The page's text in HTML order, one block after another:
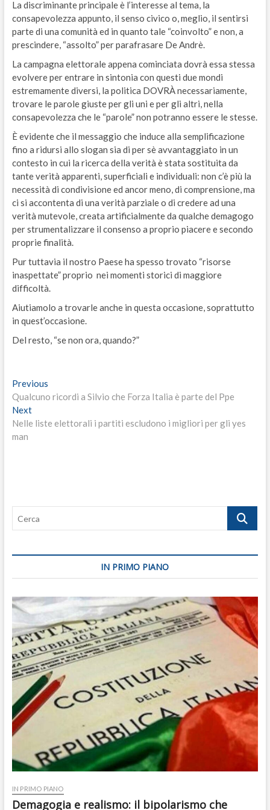
La discriminante principale è l’interesse al tema, la
consapevolezza appunto, il senso civico o, meglio, il sentirsi
parte di una comunità ed in quanto tale “coinvolto”​ e non, a
prescindere, “assolto”​ per parafrasare De Andrè.
La campagna elettorale appena cominciata dovrà essa stessa
evolvere per entrare in sintonia con​ questi due mondi
estremamente diversi, la politica DOVRÀ necessariamente,​ ​
trovare le parole giuste per gli uni e per gli altri, nella
consapevolezza che le “parole”​ non potranno essere le stesse.
È evidente che il messaggio che induce alla semplificazione
fino a ridursi allo slogan sia di per sè avvantaggiato in un
contesto in cui la ricerca della verità è stata sostituita da
tante verità apparenti, superficiali e individuali: non c’è più la
necessità di condivisione ed ancor meno, di comprensione, ma
ci si accontenta di una verità parziale o di credere ad una
verità mutevole, creata artificialmente da qualche demagogo
per strumentalizzare il consenso a proprio piacere e secondo
proprie finalità.
Pur tuttavia il nostro Paese ha spesso trovato “risorse
inaspettate” proprio​ ​ nei momenti storici di maggiore
difficoltà.
Aiutiamolo a trovarle anche in questa occasione, soprattutto
in quest’occasione.
Del resto,​ “se non ora, quando?”
Navigazione
articoli
PreviousPrevious
post:
Qualcuno ricordi a Silvio che Forza Italia è parte del Ppe
NextNext
post:
Nelle liste elettorali i partiti escludono i migliori per gli yes
man
Cerca
IN PRIMO PIANO
IN PRIMO PIANO
Demagogia e realismo: il bipolarismo che